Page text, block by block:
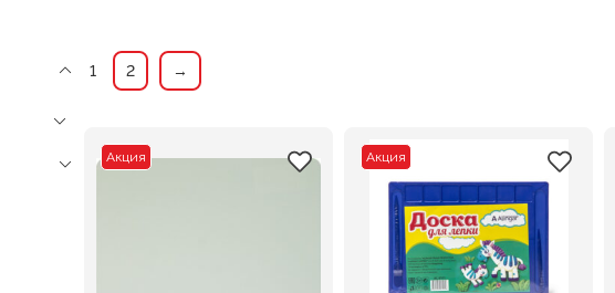
1 2 →
Акция Акция